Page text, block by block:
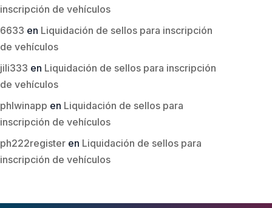
inscripción de vehículos
6633 en Liquidación de sellos para inscripción
de vehículos
jili333 en Liquidación de sellos para inscripción
de vehículos
phlwinapp en Liquidación de sellos para
inscripción de vehículos
ph222register en Liquidación de sellos para
inscripción de vehículos